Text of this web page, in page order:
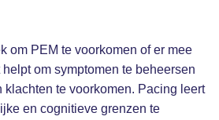
om PEM te voorkomen of er mee
om symptomen te beheersen
klachten te voorkomen. Pacing leert
en cognitieve grenzen te